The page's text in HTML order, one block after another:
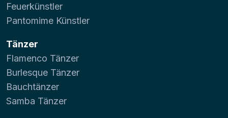
Feuerkünstler
Pantomime Künstler
Tänzer
Flamenco Tänzer
Burlesque Tänzer
Bauchtänzer
Samba Tänzer